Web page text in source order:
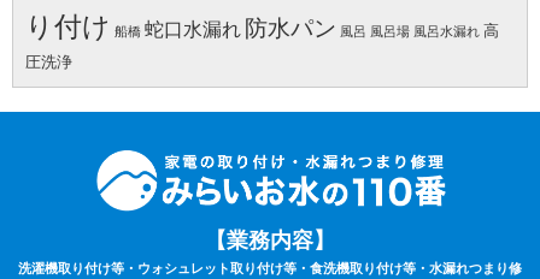
り付け 船橋 蛇口水漏れ 防水パン 風呂 風呂場 風呂水漏れ 高
圧洗浄
【業務内容】
洗濯機取り付け等・ウォシュレット取り付け等・食洗機取り付け等・水漏れつまり修